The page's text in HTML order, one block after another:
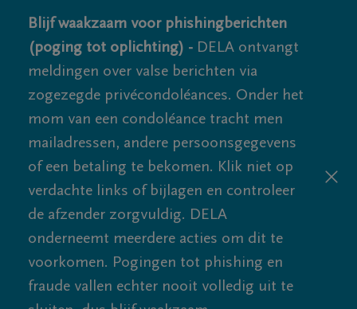
Blijf waakzaam voor phishingberichten
(poging tot oplichting) - DELA ontvangt
meldingen over valse berichten via
zogezegde privécondoléances. Onder het
mom van een condoléance tracht men
mailadressen, andere persoonsgegevens
of een betaling te bekomen. Klik niet op
verdachte links of bijlagen en controleer
de afzender zorgvuldig. DELA
onderneemt meerdere acties om dit te
voorkomen. Pogingen tot phishing en
fraude vallen echter nooit volledig uit te